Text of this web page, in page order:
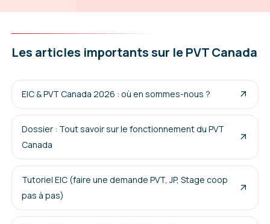
Les articles importants sur le PVT Canada
EIC & PVT Canada 2026 : où en sommes-nous ?
Dossier : Tout savoir sur le fonctionnement du PVT
Canada
Tutoriel EIC (faire une demande PVT, JP, Stage coop
pas à pas)